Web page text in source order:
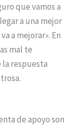
que vamos a
a una mejor
a mejorar». En
mal te
respuesta
de apoyo son